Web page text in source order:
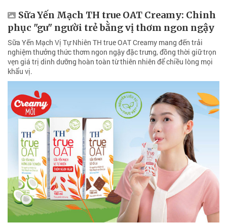
Sữa Yến Mạch TH true OAT Creamy: Chinh
phục "gu" người trẻ bằng vị thơm ngon ngậy
Sữa Yến Mạch Vị Tự Nhiên TH true OAT Creamy mang đến trải
nghiệm thưởng thức thơm ngon ngậy đặc trưng, đồng thời giữ trọn
vẹn giá trị dinh dưỡng hoàn toàn từ thiên nhiên để chiều lòng mọi
khẩu vị.